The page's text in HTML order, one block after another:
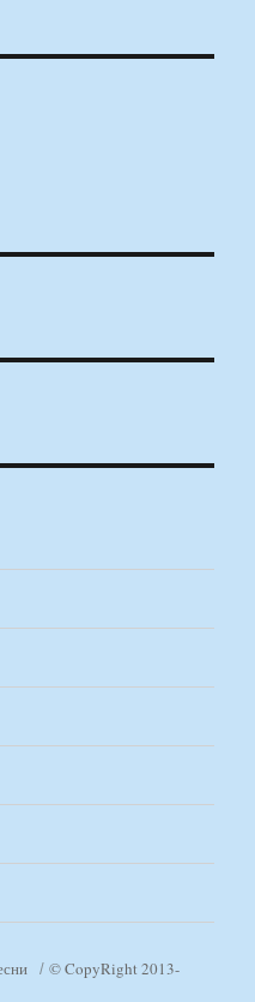
© CopyRight 2013-